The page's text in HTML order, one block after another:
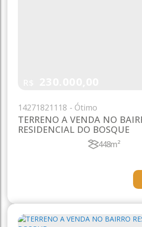
TERRENO A VENDA NO
RESIDENCIAL DO BOSQUE
14271821118
448m²